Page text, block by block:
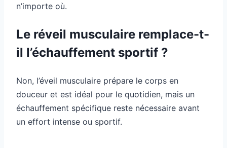
n’importe où.
Le réveil musculaire remplace-t-
il l’échauffement sportif ?
Non, l’éveil musculaire prépare le corps en
douceur et est idéal pour le quotidien, mais un
échauffement spécifique reste nécessaire avant
un effort intense ou sportif.